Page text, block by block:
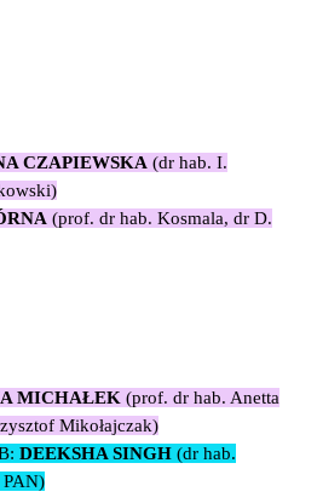
CZAPIEWSKA (dr hab. I.
(prof. dr hab. Kosmala, dr D.
MICHAŁEK (prof. dr hab. Anetta
Mikołajczak)
DEEKSHA SINGH (dr hab.